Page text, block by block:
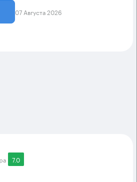
07 Августа 2026
7.0